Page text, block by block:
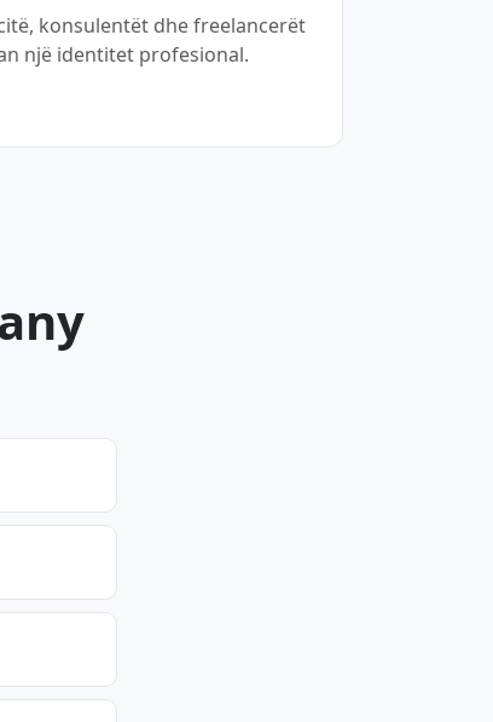
konsulentët dhe freelancerët
një identitet profesional.